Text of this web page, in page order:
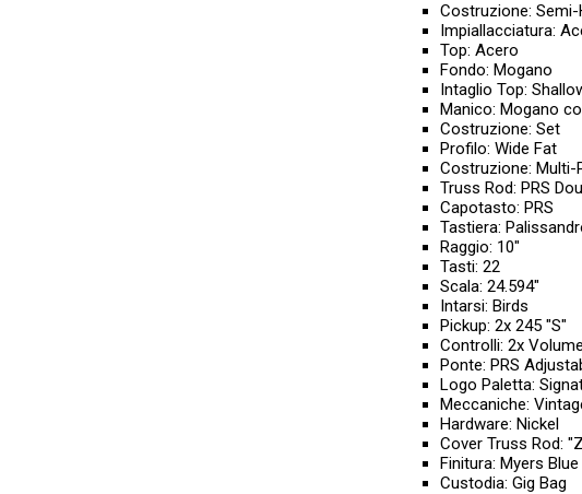
Costruzione:
Impiallacciatura:
Top: Acero
Fondo: Mogano
Intaglio Top:
Manico: Mogano
Costruzione: Set
Profilo: Wide Fat
Costruzione: Multi-
Truss Rod: PRS
Capotasto: PRS
Tastiera:
Raggio: 10"
Tasti: 22
Scala: 24.594"
Intarsi: Birds
Pickup: 2x 245 "S"
Controlli: 2x
Ponte: PRS
Logo Paletta:
Meccaniche:
Hardware: Nickel
Cover Truss Rod:
Finitura: Myers Blue
Custodia: Gig Bag